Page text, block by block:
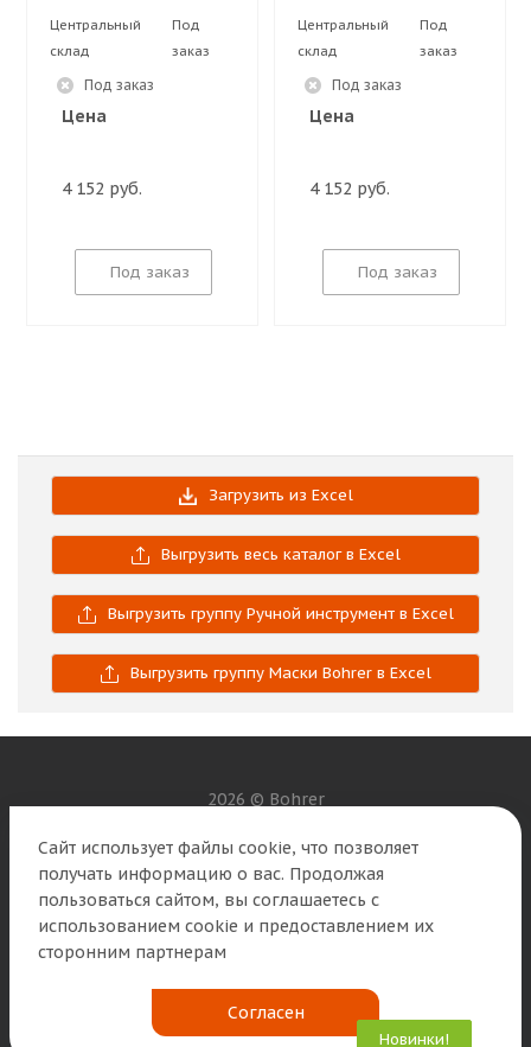
Центральный
склад
Под
заказ
Под заказ
Цена
4 152 руб.
Под заказ
Центральный
склад
Под
заказ
Под заказ
Цена
4 152 руб.
Под заказ
Загрузить из Excel
Выгрузить весь каталог в Excel
Выгрузить группу Ручной инструмент в Excel
Выгрузить группу Маски Bohrer в Excel
2026 © Bohrer
Наши контакты
8 (800) 250-01-56 info@b2b.bohrer.ru
Сайт использует файлы cookie, что позволяет
получать информацию о вас. Продолжая
пользоваться сайтом, вы соглашаетесь с
использованием cookie и предоставлением их
сторонним партнерам
Согласен
Новинки!